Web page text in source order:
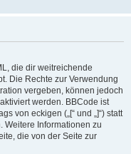
die dir weitreichende
Die Rechte zur Verwendung
vergeben, können jedoch
werden. BBCode ist
von eckigen („[“ und „]“) statt
Weitere Informationen zu
die von der Seite zur